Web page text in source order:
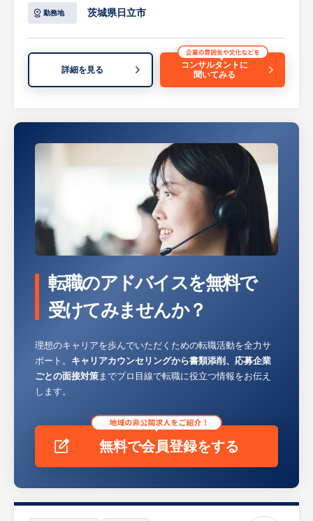
※詳細は面談時にお伝えします
業(目安：既存80％・新規開拓20％)や集金業
・小型機械の簡単な点検、整備、整備補助、
配送等も担当していただきます。入社後は先
輩社員と同行し、業務を覚えていただきま
・今までの経験を活かし、長く勤めていただ
ける方はもちろんの事、未経験者でもやる気
のある方を、丁寧に指導育成いたしますので
安心してお仕事を覚えていただけます。
・営業エリアは各事業所から1時間圏内で
す。業務には社用車を使用していただきま
す。個人ノルマはなく、営業所単位で目標達
・配属部署：小山営業所に配属となります。
営業1名(責任者40代)、サービス(整備)3名(嘱
託2名、50代1名)、回送1名、事務担当1名の
・業界、職種未経験で入社し、活躍している
先輩社員も多数おります。・入社後、スキル
を習得し能力を発揮いただければ、営業所所
なります。
・社内研修(ビジネスマナー研修・コミュニ
ケーションスキルアップ研修)や海外研修を
行い、社員のスキル向上を図っております。
勤務地 茨城県日立市
詳細を見る
コンサルタントに
聞いてみる
転職のアドバイスを無料で
受けてみませんか？
理想のキャリアを歩んでいただくための転職活動を全力サ
ポート。 キャリアカウンセリングから書類添削、応募企業
ごとの面接対策 までプロ目線で転職に役立つ情報をお伝え
します。
無料で会員登録をする